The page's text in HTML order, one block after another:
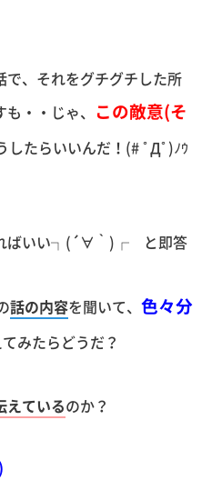
、それをグチグチした所
・・じゃ、 この敵意(そ
したらいいんだ！(# ﾟДﾟ)ﾉｳ
ればいい┐(´∀｀)┌ と即答
話の内容を聞いて、 色々分
みたらどうだ？
えているのか？